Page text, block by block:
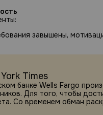
завышены,
Times
банке Wells Fargo
Для того, чтобы
Со временем обман